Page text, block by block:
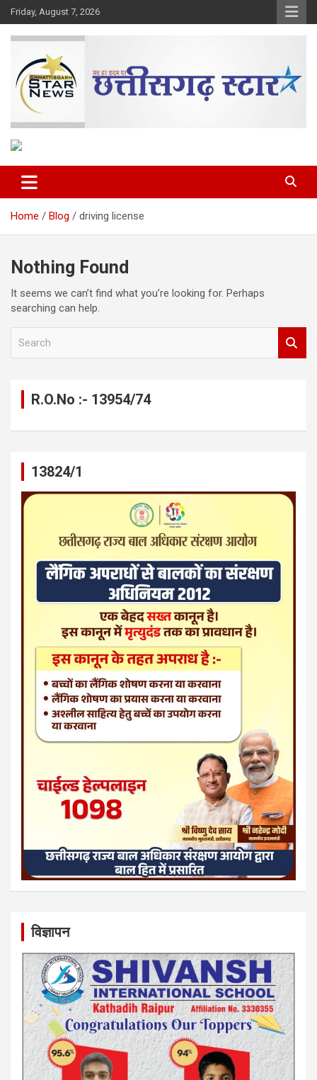
Skip
to
content
Friday, August 7, 2026
Chhattisgarh Star
Home Blog driving license
Nothing Found
It seems we can’t find what you’re looking for. Perhaps
searching can help.
R.O.No :- 13954/74
13824/1
विज्ञापन